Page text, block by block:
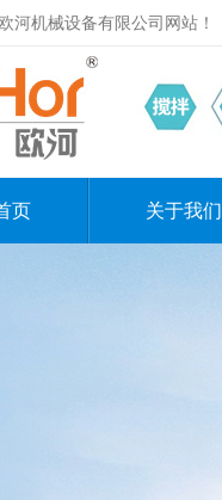
河机械设备有限公司网站！
页 关于我们